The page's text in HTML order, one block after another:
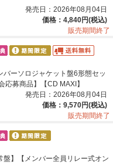
発売日：2026年08月04日
価格：4,840円(税込)
販売期間終了
バーソロジャケット盤6形態セッ
応募商品】【CD MAXI】
発売日：2026年08月04日
価格：9,570円(税込)
販売期間終了
盤】【メンバー全員リレー式オン